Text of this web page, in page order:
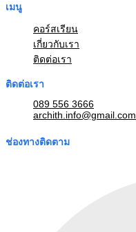
เมนู
คอร์สเรียน
เกี่ยวกับเรา
ติดต่อเรา
ติดต่อเรา
089 556 3666
archith.info@gmail.com
ช่องทางติดตาม